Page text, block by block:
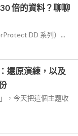
倍的資料？聊聊
DD 系列）...
還原演練，以及
，今天把這個主題收